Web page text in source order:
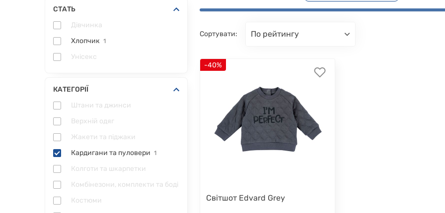
СТАТЬ
Дівчинка
Хлопчик 1
Унісекс
КАТЕГОРІЇ
Штани та джинси
Верхній одяг
Жакети та піджаки
Кардигани та пуловери 1
Колготи та шкарпетки
Комбінезони, комплекти та боді
Костюми
Сортувати: по рейтингу
-40%
Світшот Edvard Grey